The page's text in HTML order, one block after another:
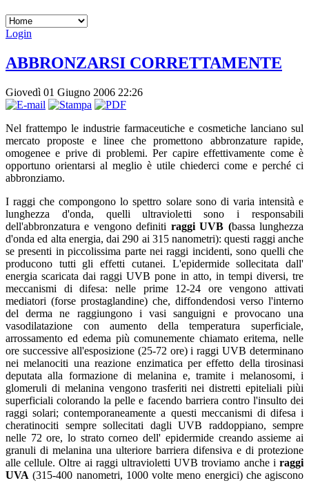
Login
ABBRONZARSI CORRETTAMENTE
Giovedì 01 Giugno 2006 22:26
Nel frattempo le industrie farmaceutiche e cosmetiche lanciano sul
mercato proposte e linee che promettono abbronzature rapide,
omogenee e prive di problemi. Per capire effettivamente come è
opportuno orientarsi al meglio è utile chiederci come e perché ci
abbronziamo.
I raggi che compongono lo spettro solare sono di varia intensità e
lunghezza d'onda, quelli ultravioletti sono i responsabili
dell'abbronzatura e vengono definiti raggi UVB (bassa lunghezza
d'onda ed alta energia, dai 290 ai 315 nanometri): questi raggi anche
se presenti in piccolissima parte nei raggi incidenti, sono quelli che
producono tutti gli effetti cutanei. L'epidermide sollecitata dall'
energia scaricata dai raggi UVB pone in atto, in tempi diversi, tre
meccanismi di difesa: nelle prime 12-24 ore vengono attivati
mediatori (forse prostaglandine) che, diffondendosi verso l'interno
del derma ne raggiungono i vasi sanguigni e provocano una
vasodilatazione con aumento della temperatura superficiale,
arrossamento ed edema più comunemente chiamato eritema, nelle
ore successive all'esposizione (25-72 ore) i raggi UVB determinano
nei melanociti una reazione enzimatica per effetto della tirosinasi
deputata alla formazione di melanina e, tramite i melanosomi, i
glomeruli di melanina vengono trasferiti nei distretti epiteliali piùi
superficiali colorando la pelle e facendo barriera contro l'insulto dei
raggi solari; contemporaneamente a questi meccanismi di difesa i
cheratinociti sempre sollecitati dagli UVB raddoppiano, sempre
nelle 72 ore, lo strato corneo dell' epidermide creando assieme ai
granuli di melanina una ulteriore barriera difensiva e di protezione
alle cellule. Oltre ai raggi ultravioletti UVB troviamo anche i raggi
UVA (315-400 nanometri, 1000 volte meno energici) che agiscono